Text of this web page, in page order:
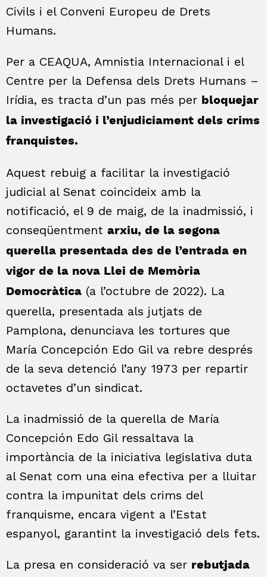
Civils i el Conveni Europeu de Drets
Humans.
Per a CEAQUA, Amnistia Internacional i el
Centre per la Defensa dels Drets Humans –
Irídia, es tracta d’un pas més per bloquejar
la investigació i l’enjudiciament dels crims
franquistes.
Aquest rebuig a facilitar la investigació
judicial al Senat coincideix amb la
notificació, el 9 de maig, de la inadmissió, i
conseqüentment arxiu, de la segona
querella presentada des de l’entrada en
vigor de la nova Llei de Memòria
Democràtica (a l’octubre de 2022). La
querella, presentada als jutjats de
Pamplona, denunciava les tortures que
María Concepción Edo Gil va rebre després
de la seva detenció l’any 1973 per repartir
octavetes d’un sindicat.
La inadmissió de la querella de María
Concepción Edo Gil ressaltava la
importància de la iniciativa legislativa duta
al Senat com una eina efectiva per a lluitar
contra la impunitat dels crims del
franquisme, encara vigent a l’Estat
espanyol, garantint la investigació dels fets.
La presa en consideració va ser rebutjada